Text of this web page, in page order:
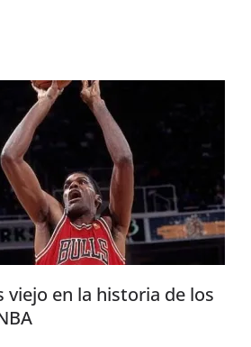
viejo en la historia de los